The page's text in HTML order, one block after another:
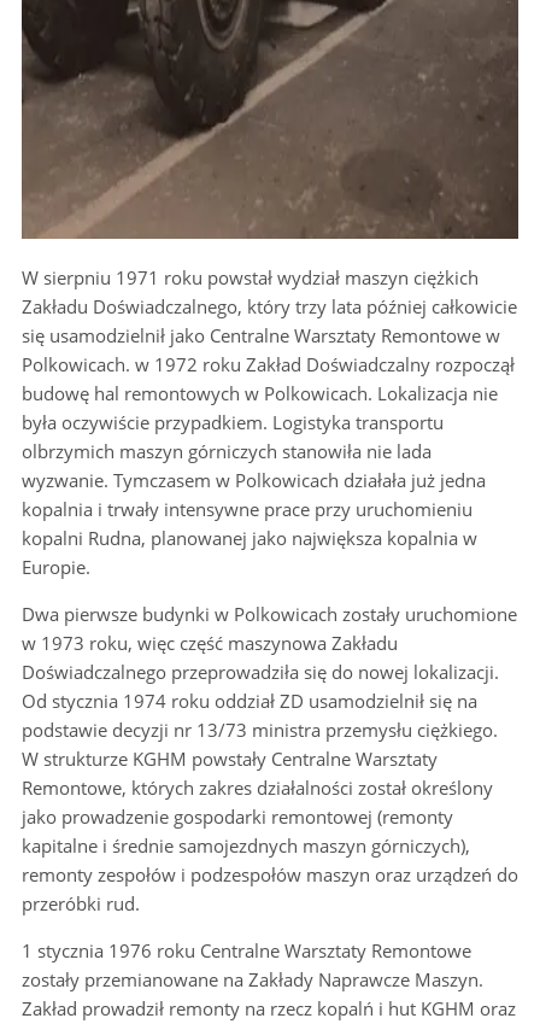
W sierpniu 1971 roku powstał wydział maszyn ciężkich
Zakładu Doświadczalnego, który trzy lata później całkowicie
się usamodzielnił jako Centralne Warsztaty Remontowe w
Polkowicach. w 1972 roku Zakład Doświadczalny rozpoczął
budowę hal remontowych w Polkowicach. Lokalizacja nie
była oczywiście przypadkiem. Logistyka transportu
olbrzymich maszyn górniczych stanowiła nie lada
wyzwanie. Tymczasem w Polkowicach działała już jedna
kopalnia i trwały intensywne prace przy uruchomieniu
kopalni Rudna, planowanej jako największa kopalnia w
Europie.
Dwa pierwsze budynki w Polkowicach zostały uruchomione
w 1973 roku, więc część maszynowa Zakładu
Doświadczalnego przeprowadziła się do nowej lokalizacji.
Od stycznia 1974 roku oddział ZD usamodzielnił się na
podstawie decyzji nr 13/73 ministra przemysłu ciężkiego.
W strukturze KGHM powstały Centralne Warsztaty
Remontowe, których zakres działalności został określony
jako prowadzenie gospodarki remontowej (remonty
kapitalne i średnie samojezdnych maszyn górniczych),
remonty zespołów i podzespołów maszyn oraz urządzeń do
przeróbki rud.
1 stycznia 1976 roku Centralne Warsztaty Remontowe
zostały przemianowane na Zakłady Naprawcze Maszyn.
Zakład prowadził remonty na rzecz kopalń i hut KGHM oraz